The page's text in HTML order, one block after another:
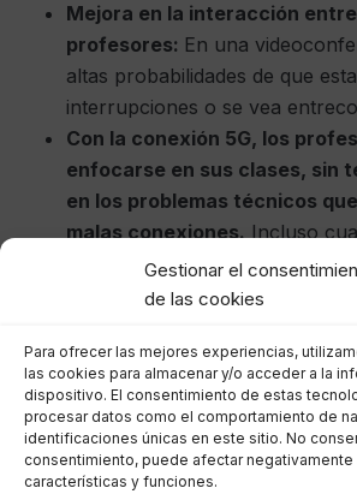
Gestionar el
de las cookies
Para ofrecer las mejores experiencias,
las cookies para almacenar y/o acceder a la
dispositivo. El consentimiento de estas
procesar datos como el comportamiento de
identificaciones únicas en este sitio. No
consentimiento, puede afectar negativamente
características y funciones.
Mejora en la interacción
profesores: En una
altas probabilidades de que
interrupciones o se vea
Con la conexión 5G, los
enfocarse en sus clases, sin
en los problemas técnicos
malas conexiones.Incluso
alumnos se conecten desde
Además,aumentará el flujo
redes permitirá enviar y
pesados en pocos segundos.
Educación acelerada de
aprendizaje inmersivo:
requieren de la experiencia